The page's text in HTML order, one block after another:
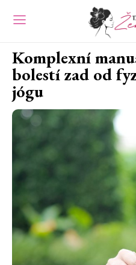
Komplexní
bolestí zad od
jógu